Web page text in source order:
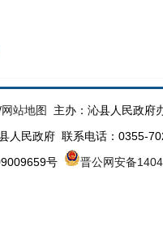
网站地图
主办：沁县人民政府
人民政府 联系电话：0355-
号
晋公网安备